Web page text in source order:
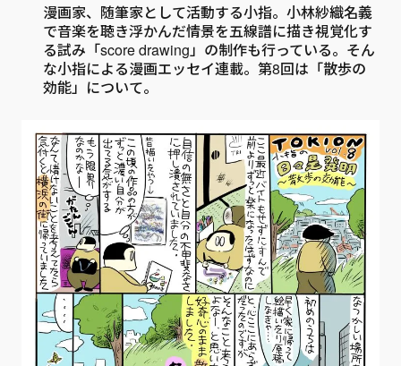
漫画家、随筆家として活動する小指。小林紗織名義
で音楽を聴き浮かんだ情景を五線譜に描き視覚化す
る試み「score drawing」の制作も行っている。そん
な小指による漫画エッセイ連載。第8回は「散歩の
効能」について。